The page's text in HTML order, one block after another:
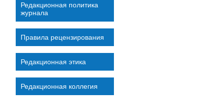
Редакционная политика
журнала
Правила рецензирования
Редакционная этика
Редакционная коллегия